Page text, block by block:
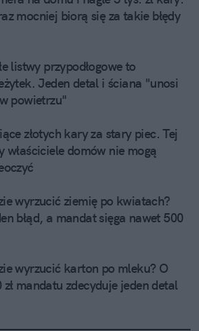
mocniej biorą się za takie błędy
listwy przypodłogowe to
Jeden detal i ściana "unosi
powietrzu"
złotych kary za stary piec. Tej
właściciele domów nie mogą
wyrzucić ziemię po kwiatach?
błąd, a mandat sięga nawet 500
wyrzucić karton po mleku? O
zł mandatu zdecyduje jeden detal